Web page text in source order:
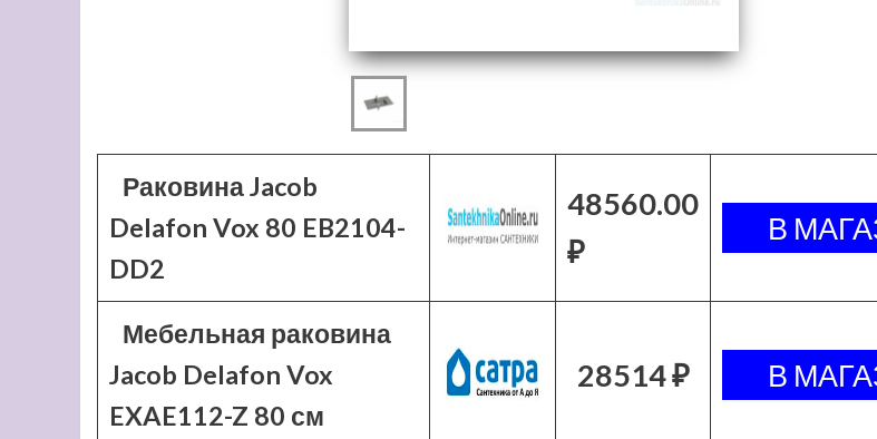
Раковина Jacob
Delafon Vox 80 EB2104-
DD2
48560.00
₽
Мебельная раковина
Jacob Delafon Vox
EXAE112-Z 80 см
28514 ₽